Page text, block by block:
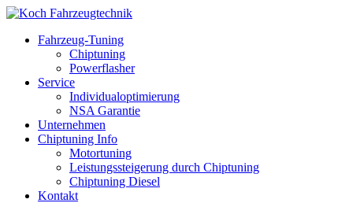
Fahrzeug-Tuning
Chiptuning
Powerflasher
Service
Individualoptimierung
NSA Garantie
Unternehmen
Chiptuning Info
Motortuning
Leistungssteigerung durch Chiptuning
Chiptuning Diesel
Kontakt